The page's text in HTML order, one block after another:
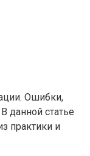
Ошибки,
данной статье
практики и